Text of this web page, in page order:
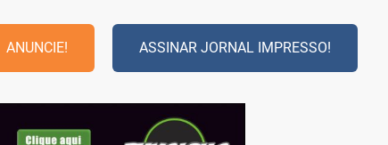
ANUNCIE! ASSINAR JORNAL IMPRESSO!